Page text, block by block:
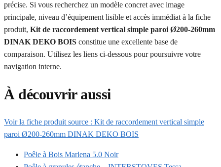
précise. Si vous recherchez un modèle concret avec image
principale, niveau d’équipement lisible et accès immédiat à la fiche
produit, Kit de raccordement vertical simple paroi Ø200-260mm
DINAK DEKO BOIS constitue une excellente base de
comparaison. Utilisez les liens ci-dessous pour poursuivre votre
navigation interne.
À découvrir aussi
Voir la fiche produit source : Kit de raccordement vertical simple
paroi Ø200-260mm DINAK DEKO BOIS
Poêle à Bois Marlena 5.0 Noir